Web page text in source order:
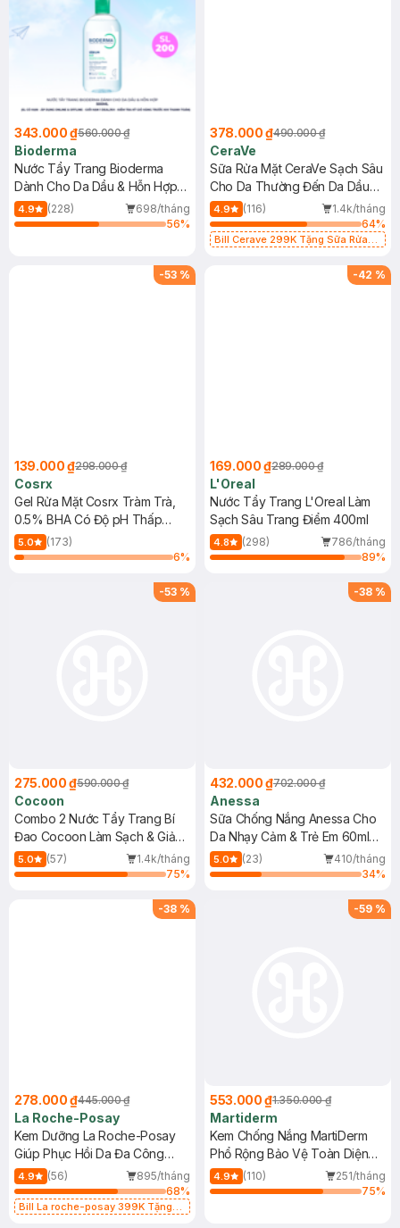
343.000 ₫560.000 ₫
Bioderma
Nước Tẩy Trang Bioderma
Dành Cho Da Dầu & Hỗn Hợp
500ml
4.9 (228)
698/tháng
56%
378.000 ₫490.000 ₫
CeraVe
Sữa Rửa Mặt CeraVe Sạch Sâu
Cho Da Thường Đến Da Dầu
473ml
4.9 (116)
1.4k/tháng
64%
Bill Cerave 299K Tặng Sữa Rửa
-53 %
139.000 ₫298.000 ₫
Cosrx
Gel Rửa Mặt Cosrx Tràm Trà,
0.5% BHA Có Độ pH Thấp
150ml
5.0
(173)
6%
-42 %
169.000 ₫289.000 ₫
L'Oreal
Nước Tẩy Trang L'Oreal Làm
Sạch Sâu Trang Điểm 400ml
4.8 (298)
786/tháng
89%
-53 %
275.000 ₫590.000 ₫
Cocoon
Combo 2 Nước Tẩy Trang Bí
Đao Cocoon Làm Sạch & Giảm
Dầu 500ml
5.0 (57)
1.4k/tháng
75%
-38 %
432.000 ₫702.000 ₫
Anessa
Sữa Chống Nắng Anessa Cho
Da Nhạy Cảm & Trẻ Em 60ml
(Mới)
5.0 (23)
410/tháng
34%
-38 %
278.000 ₫445.000 ₫
La Roche-Posay
Kem Dưỡng La Roche-Posay
Giúp Phục Hồi Da Đa Công
Dụng 40ml
4.9 (56)
895/tháng
68%
Bill La roche-posay 399K Tặng
-59 %
553.000 ₫1.350.000 ₫
Martiderm
Kem Chống Nắng MartiDerm
Phổ Rộng Bảo Vệ Toàn Diện
40ml
4.9 (110)
251/tháng
75%